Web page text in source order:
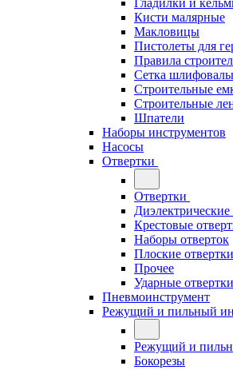
Гладилки и
Кисти малярные
Макловицы
Пистолеты для
Правила
Сетка
Строительные
Строительные
Шпатели
Наборы инструментов
Насосы
Отвертки
Отвертки
Диэлектрические
Крестовые
Наборы отверток
Плоские отвертки
Прочее
Ударные отвертки
Пневмоинструмент
Режущий и пильный
Режущий и
Бокорезы